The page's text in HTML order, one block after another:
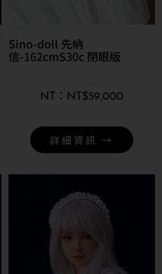
Sino-doll 先納
信-162cmS30c 閉眼版
NT$59,000
詳細資訊 →